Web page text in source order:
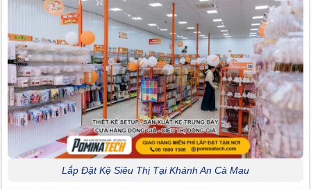
Lắp Đặt Kệ Siêu Thị Tại Khánh An Cà Mau